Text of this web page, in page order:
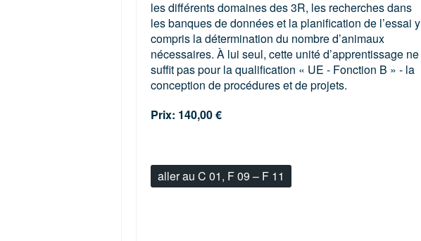
les différents domaines des 3R, les recherches dans
les banques de données et la planification de l’essai y
compris la détermination du nombre d’animaux
nécessaires. À lui seul, cette unité d’apprentissage ne
suffit pas pour la qualification « UE - Fonction B » - la
conception de procédures et de projets.
Prix: 140,00 €
aller au C 01, F 09 – F 11